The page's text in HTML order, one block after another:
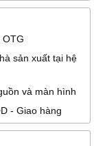
OTG
sản xuất tại hệ
và màn hình
- Giao hàng